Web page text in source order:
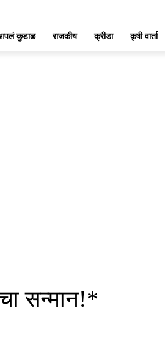
कुडाळ राजकीय क्रीडा कृषी वार्ता
सन्मान!*